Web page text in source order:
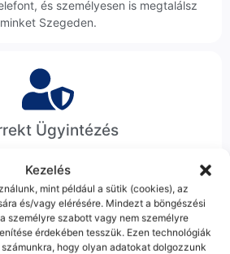
Kezelés
mint például a sütik (cookies), az
és/vagy elérésére. Mindezt a böngészési
személyre szabott vagy nem személyre
érdekében tesszük. Ezen technológiák
hogy olyan adatokat dolgozzunk
és személyesen is megtalálsz
minket Szegeden.
Ügyintézés
de a felelősségvállalás nálunk alap.
hiba, nem kifogásokat keresünk,
Szakértő kollégáink azonnal kézbe
veszik az ügyedet.